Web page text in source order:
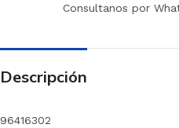
Consultanos por
Descripción
96416302